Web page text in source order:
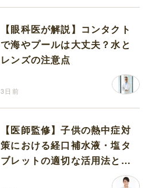
【眼科医が解説】コンタクト
で海やプールは大丈夫？水と
レンズの注意点
3日前
【医師監修】子供の熱中症対
策における経口補水液・塩タ
ブレットの適切な活用法と水